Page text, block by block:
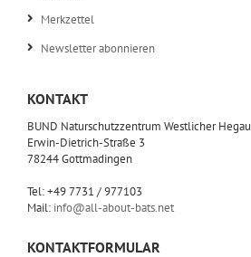
Merkzettel
Newsletter abonnieren
KONTAKT
BUND Naturschutzzentrum Westlicher Hegau
Erwin-Dietrich-Straße 3
78244 Gottmadingen
Tel: +49 7731 / 977103
Mail: info@all-about-bats.net
KONTAKTFORMULAR